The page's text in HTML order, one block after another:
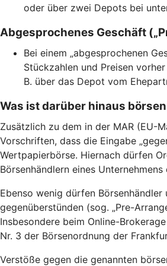
oder über zwei Depots bei
Abgesprochenes Geschäft
Bei einem „abgesprochenen
Stückzahlen und Preisen
B. über das Depot vom
Was ist darüber hinaus
Zusätzlich zu dem in der MAR (EU-
Vorschriften, dass die Eingabe
Wertpapierbörse. Hiernach dürfen
Börsenhändlern eines
Ebenso wenig dürfen
gegenüberstünden (sog. „Pre-
Insbesondere beim Online-
Nr. 3 der Börsenordnung der
Verstöße gegen die genannten